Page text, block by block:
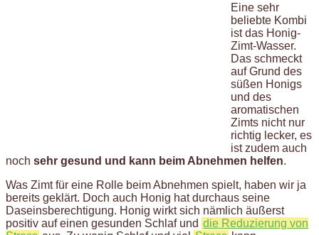
Eine sehr
beliebte Kombi
ist das Honig-
Zimt-Wasser.
Das schmeckt
auf Grund des
süßen Honigs
und des
aromatischen
Zimts nicht nur
richtig lecker, es
ist zudem auch
noch sehr gesund und kann beim Abnehmen helfen.
Was Zimt für eine Rolle beim Abnehmen spielt, haben wir ja
bereits geklärt. Doch auch Honig hat durchaus seine
Daseinsberechtigung. Honig wirkt sich nämlich äußerst
positiv auf einen gesunden Schlaf und die Reduzierung von